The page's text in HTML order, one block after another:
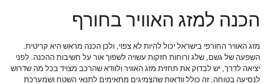
הכנה למזג האוויר בחורף
מזג האוויר החורפי בישראל יכול להיות לא צפוי, ולכן הכנה מראש היא קריטית.
השפעה של גשם, שלג ורוחות חזקות עשויה לשפוך אור על חשיבות ההכנה. לפני
יציאה לדרך, יש לבדוק את תחזית מזג האוויר ולוודא שהרכב מצויד בכל מה שדרוש
לנסיעה בטוחה. זה כולל וודאות שהצמיגים מתאימים לתנאי השטח ושמערכת